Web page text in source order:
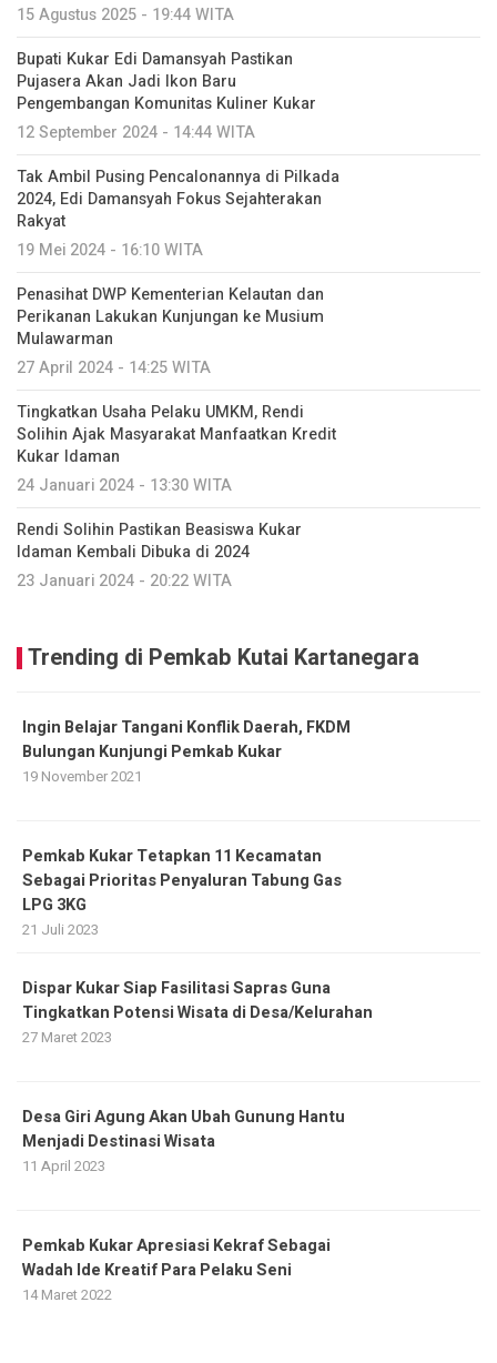
15 Agustus 2025 - 19:44 WITA
Bupati Kukar Edi Damansyah Pastikan
Pujasera Akan Jadi Ikon Baru
Pengembangan Komunitas Kuliner Kukar
12 September 2024 - 14:44 WITA
Tak Ambil Pusing Pencalonannya di Pilkada
2024, Edi Damansyah Fokus Sejahterakan
Rakyat
19 Mei 2024 - 16:10 WITA
Penasihat DWP Kementerian Kelautan dan
Perikanan Lakukan Kunjungan ke Musium
Mulawarman
27 April 2024 - 14:25 WITA
Tingkatkan Usaha Pelaku UMKM, Rendi
Solihin Ajak Masyarakat Manfaatkan Kredit
Kukar Idaman
24 Januari 2024 - 13:30 WITA
Rendi Solihin Pastikan Beasiswa Kukar
Idaman Kembali Dibuka di 2024
23 Januari 2024 - 20:22 WITA
Trending di Pemkab Kutai Kartanegara
Ingin Belajar Tangani Konflik Daerah, FKDM
Bulungan Kunjungi Pemkab Kukar
19 November 2021
Pemkab Kukar Tetapkan 11 Kecamatan
Sebagai Prioritas Penyaluran Tabung Gas
LPG 3KG
21 Juli 2023
Dispar Kukar Siap Fasilitasi Sapras Guna
Tingkatkan Potensi Wisata di Desa/Kelurahan
27 Maret 2023
Desa Giri Agung Akan Ubah Gunung Hantu
Menjadi Destinasi Wisata
11 April 2023
Pemkab Kukar Apresiasi Kekraf Sebagai
Wadah Ide Kreatif Para Pelaku Seni
14 Maret 2022